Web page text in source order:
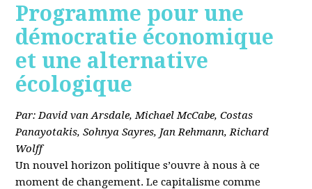
Programme pour une
démocratie économique
et une alternative
écologique
Par: David van Arsdale, Michael McCabe, Costas
Panayotakis, Sohnya Sayres, Jan Rehmann, Richard
Wolff
Un nouvel horizon politique s’ouvre à nous à ce
moment de changement. Le capitalisme comme